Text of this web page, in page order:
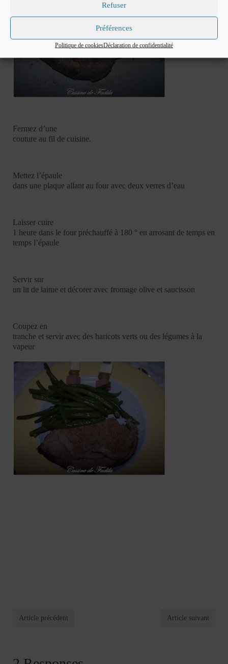
Refuser
Préférences
Politique de cookiesDéclaration de confidentialité
Fermez d’une
couture au fil de cuisine.
Mettez l’épaule
dans une plaque allant au four avec deux verres d’eau
Laisser cuire
1 heure dans le four préchauffé à 180 ° en arrosant de temps en
temps l’épaule
Servir sur
un lit de laitue et décorer avec fromage olive et saucisson
Coupez en
tranche et servir avec des haricots verts ou des légumes à la
vapeur
Article précédent Article suivant